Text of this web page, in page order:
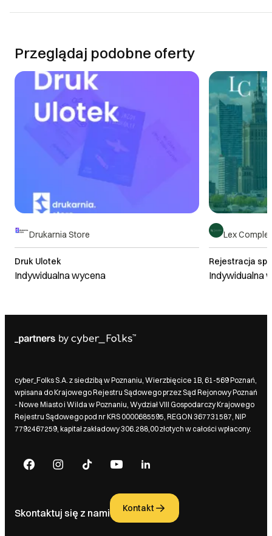
Przeglądaj podobne oferty
Drukarnia Store
Druk Ulotek
Indywidualna wycena
Lex
Rejestracja
Indywidualna
cyber_Folks S.A. z siedzibą w Poznaniu, Wierzbięcice 1B, 61-569 Poznań,
wpisana do Krajowego Rejestru Sądowego przez Sąd Rejonowy Poznań
- Nowe Miasto i Wilda w Poznaniu, Wydział VIII Gospodarczy Krajowego
Rejestru Sądowego pod nr KRS 0000685595, REGON 367731587, NIP
7792467259, kapitał zakładowy 306.288,00 złotych w całości wpłacony.
Skontaktuj się z nami Kontakt